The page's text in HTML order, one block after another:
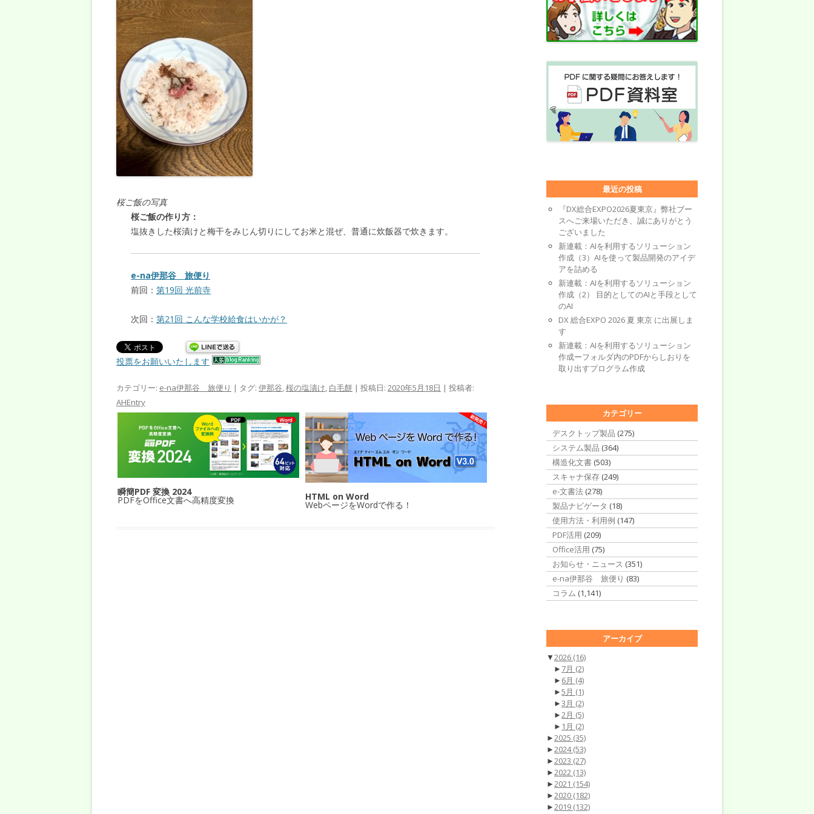
桜ご飯の写真
桜ご飯の作り方：
塩抜きした桜漬けと梅干をみじん切りにしてお米と混ぜ、普通に炊飯器で炊きます。
e-na伊那谷 旅便り
前回： 第19回 光前寺
次回： 第21回 こんな学校給食はいかが？
投票をお願いいたします
カテゴリー: e-na伊那谷 旅便り | タグ: 伊那谷,桜の塩漬け, 白毛餅 | 投稿日: 2020年5月18日 | 投稿者:
AHEntry
瞬簡PDF 変換 2024
PDFをOffice文書へ高精度変換 HTML on Word
WebページをWordで作る！
最近の投稿
『DX総合EXPO2026夏東京』弊社ブー
スへご来場いただき、誠にありがとう
ございました
新連載：AIを利用するソリューション
作成（3）AIを使って製品開発のアイデ
アを詰める
新連載：AIを利用するソリューション
作成（2） 目的としてのAIと手段として
のAI
DX 総合EXPO 2026 夏 東京 に出展しま
す
新連載：AIを利用するソリューション
作成ーフォルダ内のPDFからしおりを
取り出すプログラム作成
カテゴリー
デスクトップ製品 (275)
システム製品 (364)
構造化文書 (503)
スキャナ保存 (249)
e-文書法 (278)
製品ナビゲータ (18)
使用方法・利用例 (147)
PDF活用 (209)
Office活用 (75)
お知らせ・ニュース (351)
e-na伊那谷 旅便り (83)
コラム (1,141)
アーカイブ
▼2026 (16)
► 7月 (2)
► 6月 (4)
►5月 (1)
►3月 (2)
►2月 (5)
► 1月 (2)
►2025 (35)
►2024(53)
►2023 (27)
►2022 (13)
►2021 (154)
►2020 (182)
►2019 (132)